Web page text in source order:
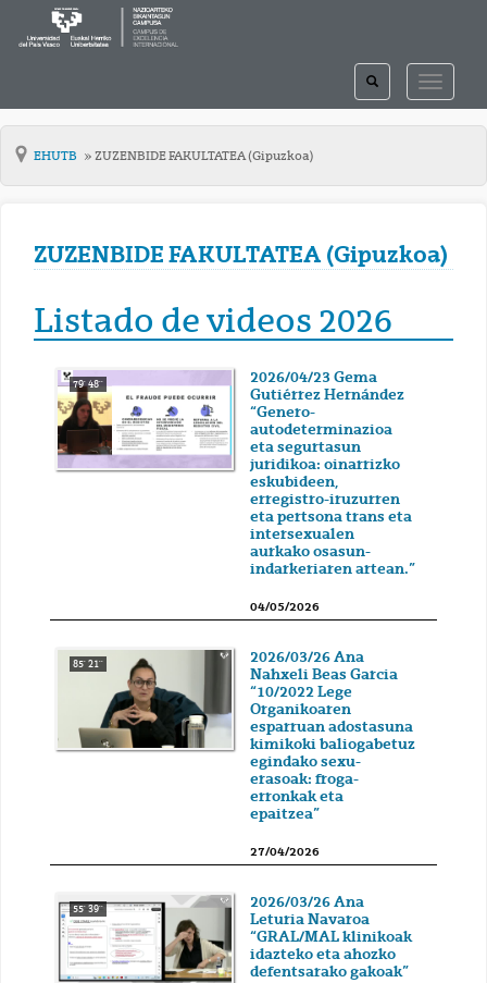
TOGGLE
TOGGLE
SEARCH
EHUTB ZUZENBIDE FAKULTATEA (Gipuzkoa)
ZUZENBIDE FAKULTATEA (Gipuzkoa)
Listado de videos 2026
79' 48''
2026/04/23 Gema
Gutiérrez Hernández
“Genero-
autodeterminazioa
eta segurtasun
juridikoa: oinarrizko
eskubideen,
erregistro-iruzurren
eta pertsona trans eta
intersexualen
aurkako osasun-
indarkeriaren artean.”
04/05/2026
85' 21''
2026/03/26 Ana
Nahxeli Beas Garcia
“10/2022 Lege
Organikoaren
esparruan adostasuna
kimikoki baliogabetuz
egindako sexu-
erasoak: froga-
erronkak eta
epaitzea”
27/04/2026
55' 39''
2026/03/26 Ana
Leturia Navaroa
“GRAL/MAL klinikoak
idazteko eta ahozko
defentsarako gakoak”